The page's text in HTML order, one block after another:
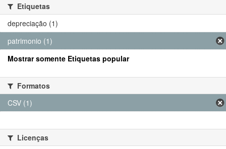
Etiquetas
depreciação (1)
patrimonio (1)
Mostrar somente Etiquetas popular
Formatos
CSV (1)
Licenças